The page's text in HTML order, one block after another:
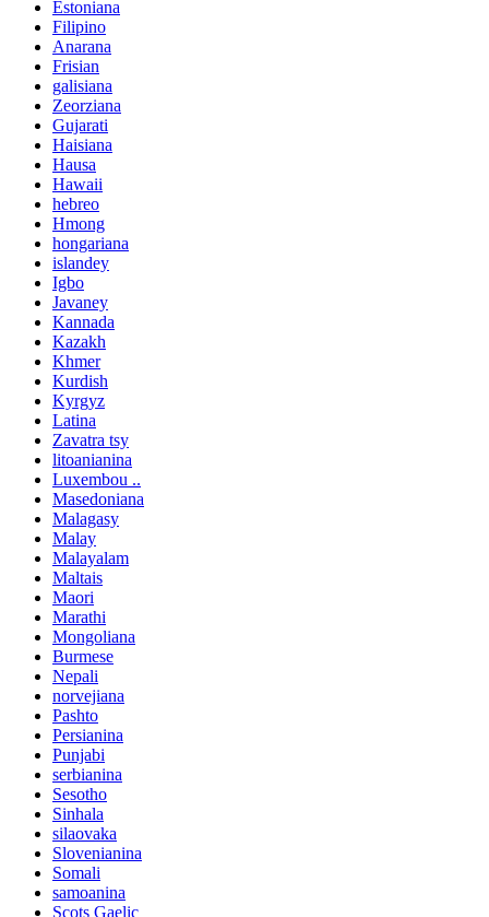
Estoniana
Filipino
Anarana
Frisian
galisiana
Zeorziana
Gujarati
Haisiana
Hausa
Hawaii
hebreo
Hmong
hongariana
islandey
Igbo
Javaney
Kannada
Kazakh
Khmer
Kurdish
Kyrgyz
Latina
Zavatra tsy
litoanianina
Luxembou ..
Masedoniana
Malagasy
Malay
Malayalam
Maltais
Maori
Marathi
Mongoliana
Burmese
Nepali
norvejiana
Pashto
Persianina
Punjabi
serbianina
Sesotho
Sinhala
silaovaka
Slovenianina
Somali
samoanina
Scots Gaelic